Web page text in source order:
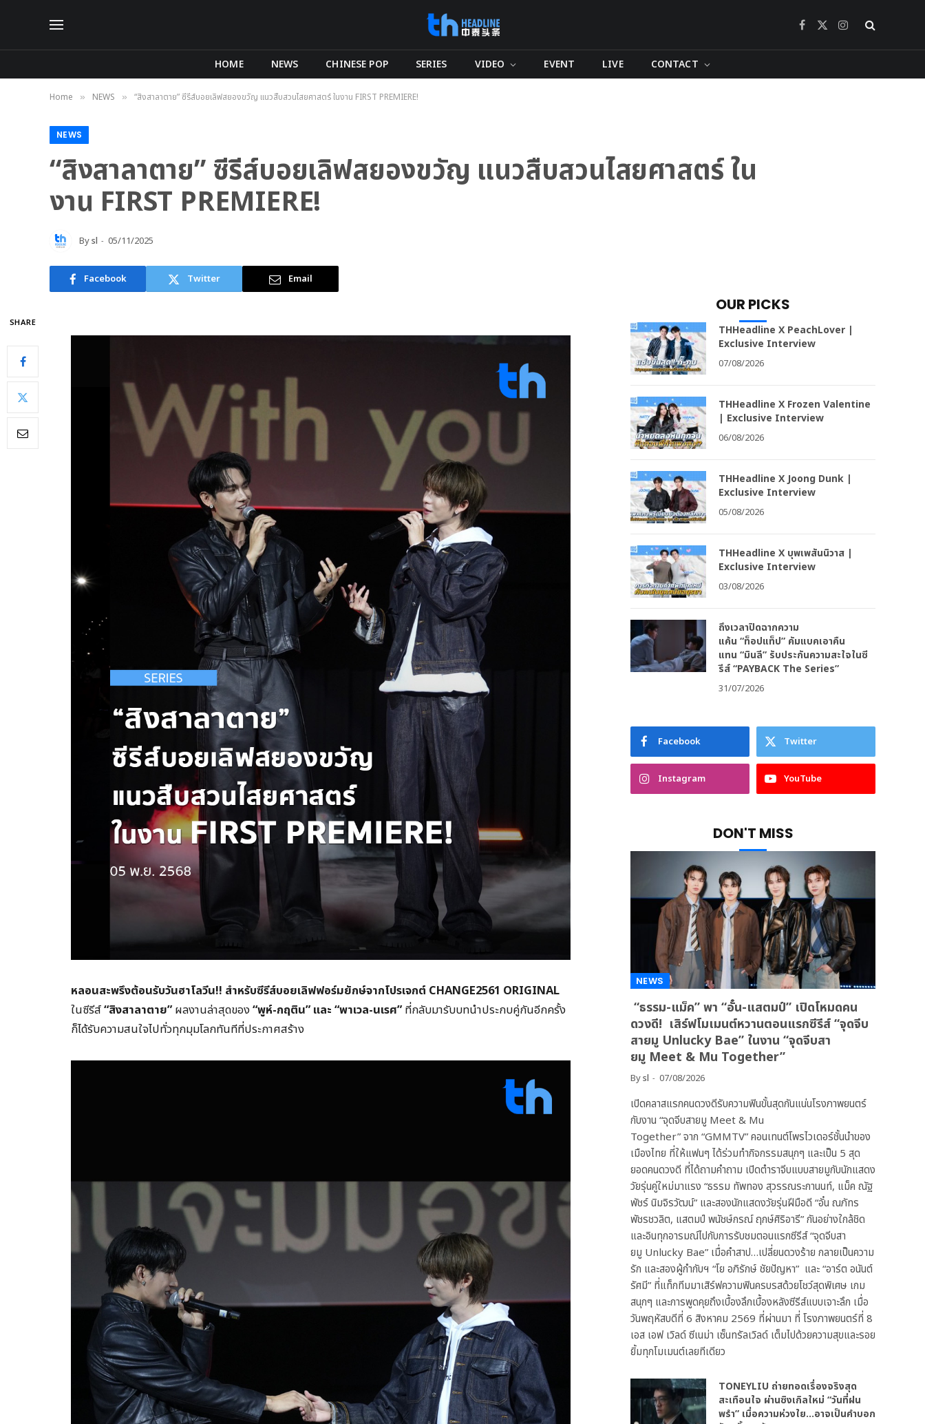
Facebook
X
Instagram
HOME NEWS CHINESE POP SERIES VIDEO EVENT LIVE CONTACT
Home » NEWS » “สิงสาลาตาย” ซีรีส์บอยเลิฟสยองขวัญ แนวสืบสวนไสยศาสตร์ ในงาน FIRST PREMIERE!
NEWS
“สิงสาลาตาย” ซีรีส์บอยเลิฟสยองขวัญ แนวสืบสวนไสยศาสตร์ ใน
งาน FIRST PREMIERE!
Bysl 05/11/2025
Facebook Twitter Email
SHARE
หลอนสะพรึงต้อนรับวันฮาโลวีน!! สำหรับซีรีส์บอยเลิฟฟอร์มยักษ์จากโปรเจกต์ CHANGE2561 ORIGINAL
ในซีรีส์“สิงสาลาตาย” ผลงานล่าสุดของ“พูห์-กฤติน” และ “พาเวล-นเรศ” ที่กลับมารับบทนำประกบคู่กันอีกครั้ง
ก็ได้รับความสนใจไปทั่วทุกมุมโลกทันทีที่ประกาศสร้าง
OUR PICKS
THHeadline X PeachLover |
Exclusive Interview
07/08/2026
THHeadline X Frozen Valentine
| Exclusive Interview
06/08/2026
THHeadline X Joong Dunk |
Exclusive Interview
05/08/2026
THHeadline X บุพเพสันนิวาส |
Exclusive Interview
03/08/2026
ถึงเวลาปิดฉากความ
แค้น “ท็อปแท็ป” คัมแบคเอาคืน
แทน “มินลี” รับประกันความสะใจในซี
รีส์ “PAYBACK The Series”
31/07/2026
Facebook Twitter
Instagram YouTube
DON'T MISS
NEWS
“ธรรม-แม็ค” พา “อั๋น-แสตมป์” เปิดโหมดคน
ดวงดี! เสิร์ฟโมเมนต์หวานตอนแรกซีรีส์ “จุดจีบ
สายมู Unlucky Bae” ในงาน “จุดจีบสา
ยมู Meet & Mu Together”
Bysl 07/08/2026
เปิดคลาสแรกคนดวงดีรับความฟินขั้นสุดกันแน่นโรงภาพยนตร์
กับงาน “จุดจีบสายมู Meet & Mu
Together” จาก “GMMTV” คอนเทนต์โพรไวเดอร์ชั้นนำของ
เมืองไทย ที่ให้แฟนๆ ได้ร่วมทำกิจกรรมสนุกๆ และเป็น 5 สุด
ยอดคนดวงดี ที่ได้ถามคำถาม เปิดตำราจีบแบบสายมูกับนักแสดง
วัยรุ่นคู่ใหม่มาแรง “ธรรม ทัพทอง สุวรรณระกานนท์, แม็ค ณัฐ
พัชร์ นิมจิรวัฒน์” และสองนักแสดงวัยรุ่นฝีมือดี “อั๋น ณภัทร
พัชรชวลิต, แสตมป์ พนัชษ์กรณ์ ฤกษ์ศิริอารี” กันอย่างใกล้ชิด
และอินทุกอารมณ์ไปกับการรับชมตอนแรกซีรีส์ “จุดจีบสา
ยมู Unlucky Bae” เมื่อคำสาป…เปลี่ยนดวงร้าย กลายเป็นความ
รัก และสองผู้กำกับฯ “โย อภิรักษ์ ชัยปัญหา” และ “อาร์ต อนันต์
รัศมี” ที่แท็กทีมมาเสิร์ฟความฟินครบรสด้วยโชว์สุดพิเศษ เกม
สนุกๆ และการพูดคุยถึงเบื้องลึกเบื้องหลังซีรีส์แบบเจาะลึก เมื่อ
วันพฤหัสบดีที่ 6 สิงหาคม 2569 ที่ผ่านมา ที่ โรงภาพยนตร์ที่ 8
เอส เอฟ เวิลด์ ซีเนม่า เซ็นทรัลเวิลด์ เต็มไปด้วยความสุขและรอย
ยิ้มทุกโมเมนต์เลยทีเดียว
TONEYLIU ถ่ายทอดเรื่องจริงสุด
สะเทือนใจ ผ่านซิงเกิลใหม่ “วันที่ฝน
พรำ” เมื่อความห่วงใย…อาจเป็นคำบอก